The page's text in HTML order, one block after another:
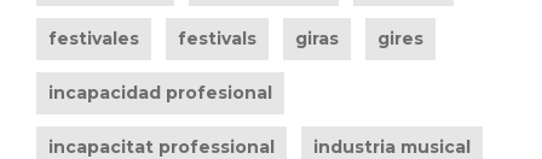
festivales festivals giras gires
incapacidad profesional
incapacitat professional industria musical